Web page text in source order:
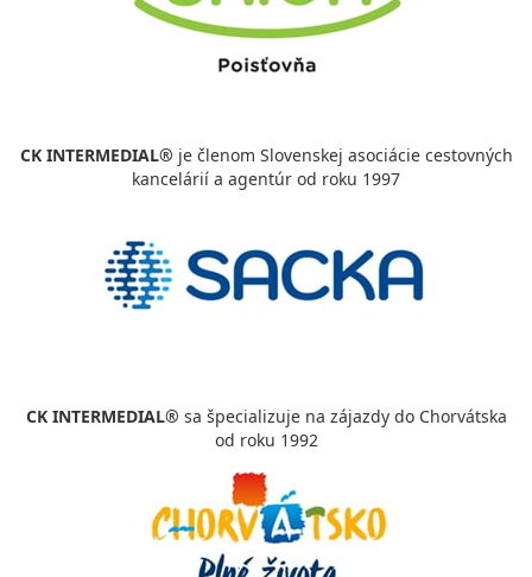
CK INTERMEDIAL® je členom Slovenskej asociácie cestovných
kancelárií a agentúr od roku 1997
CK INTERMEDIAL® sa špecializuje na zájazdy do Chorvátska
od roku 1992